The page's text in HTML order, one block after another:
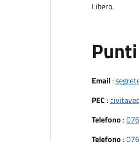
Libero.
Email:
PEC :
Telefono :
Telefono :